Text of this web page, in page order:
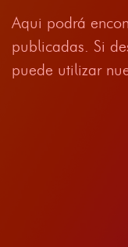
Aqui podrá
publicadas. Si
puede utilizar